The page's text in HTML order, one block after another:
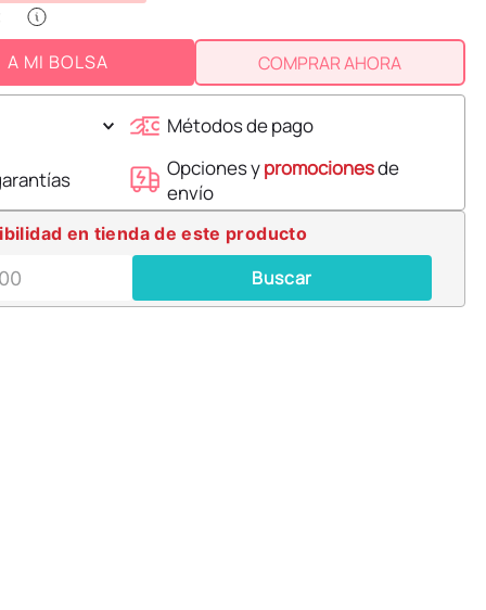
A MI BOLSA COMPRAR AHORA
Métodos de pago
Opciones ypromocionesde
envío
en tienda de este producto
Buscar